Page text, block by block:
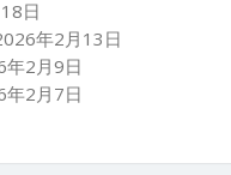
日
年2月13日
年2月9日
年2月7日